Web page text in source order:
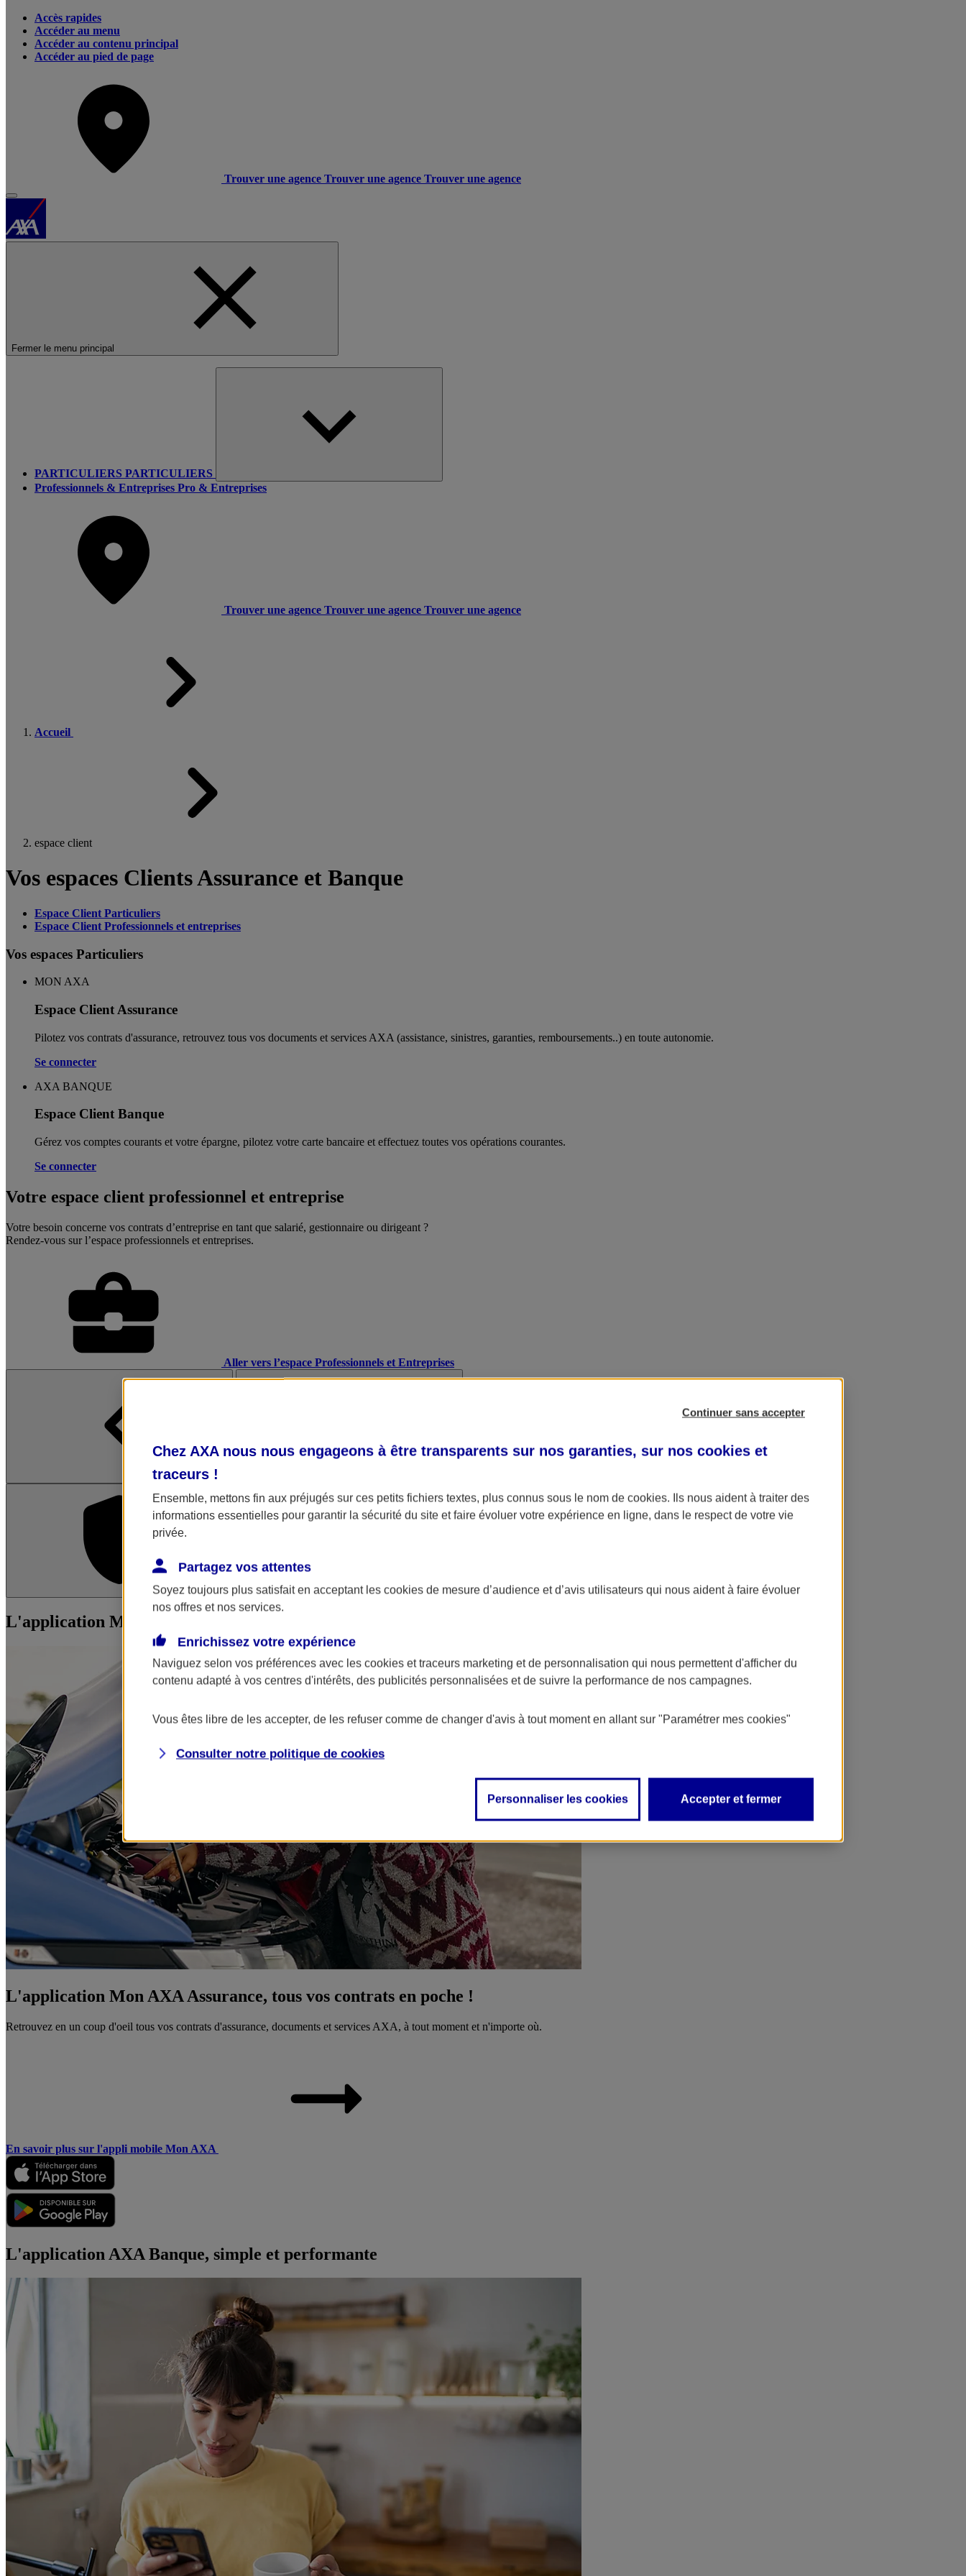
Accès rapides
Accéder au menu
Accéder au contenu principal
Accéder au pied de page
Trouver une agence Trouver une agence Trouver une agence
Fermer le menu principal
PARTICULIERS PARTICULIERS
Professionnels & Entreprises Pro & Entreprises
Trouver une agence Trouver une agence Trouver une agence
Accueil
espace client
Vos espaces Clients Assurance et Banque
Espace Client Particuliers
Espace Client Professionnels et entreprises
Vos espaces Particuliers
MON AXA
Espace Client Assurance
Pilotez vos contrats d'assurance, retrouvez tous vos documents et services AXA (assistance, sinistres, garanties, remboursements..) en toute autonomie. ​
Se connecter
AXA BANQUE
Espace Client Banque
Gérez vos comptes courants et votre épargne, pilotez votre carte bancaire et effectuez toutes vos opérations courantes.
Se connecter
Votre espace client professionnel et entreprise
Votre besoin concerne vos contrats d’entreprise en tant que salarié, gestionnaire ou dirigeant ?
Rendez-vous sur l’espace professionnels et entreprises.
Aller vers l’espace Professionnels et Entreprises
L'application Mon AXA Assurance L'application AXA Banque
L'application Mon AXA Assurance, tous vos contrats en poche !
L'application Mon AXA Assurance, tous vos contrats en poche !
Retrouvez en un coup d'oeil tous vos contrats d'assurance, documents et services AXA, à tout moment et n'importe où.
En savoir plus sur l'appli mobile Mon AXA
L'application AXA Banque, simple et performante
Continuer sans accepter
Chez AXA nous nous engageons à être transparents sur nos garanties, sur nos cookies et
traceurs !
Ensemble, mettons fin aux préjugés sur ces petits fichiers textes, plus connus sous le nom de cookies. Ils nous aident à traiter des
informations essentielles pour garantir la sécurité du site et faire évoluer votre expérience en ligne, dans le respect de votre vie
privée.
Partagez vos attentes
Soyez toujours plus satisfait en acceptant les cookies de mesure d’audience et d’avis utilisateurs qui nous aident à faire évoluer
nos offres et nos services.
Enrichissez votre expérience
Naviguez selon vos préférences avec les cookies et traceurs marketing et de personnalisation qui nous permettent d'afficher du
contenu adapté à vos centres d'intérêts, des publicités personnalisées et de suivre la performance de nos campagnes.
Vous êtes libre de les accepter, de les refuser comme de changer d'avis à tout moment en allant sur "Paramétrer mes cookies"
Consulter notre politique de cookies
Personnaliser les cookies Accepter et fermer